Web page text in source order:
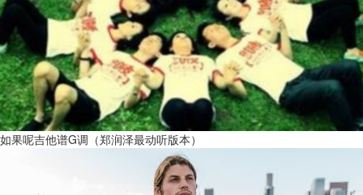
如果呢吉他谱G调（郑润泽最动听版本）